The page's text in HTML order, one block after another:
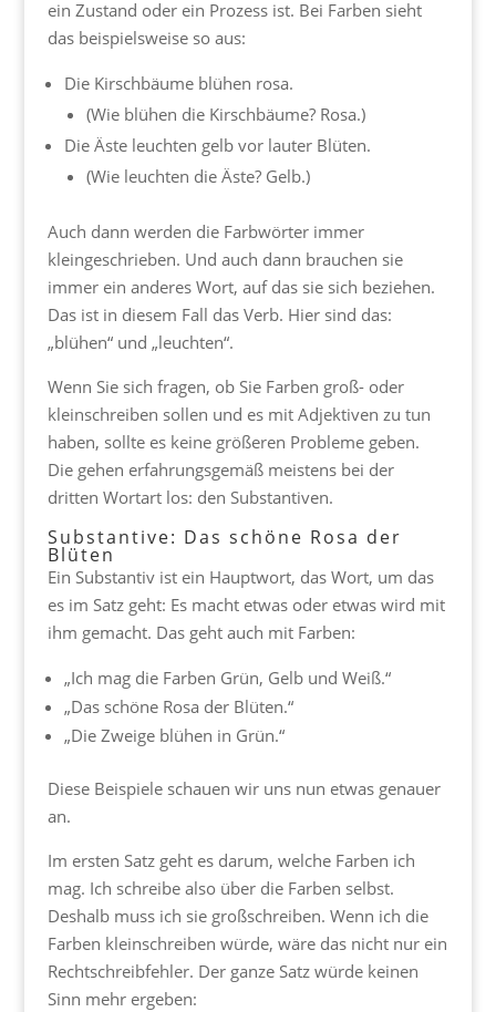
ein Zustand oder ein Prozess ist. Bei Farben sieht
das beispielsweise so aus:
Die Kirschbäume blühen rosa.
(Wie blühen die Kirschbäume? Rosa.)
Die Äste leuchten gelb vor lauter Blüten.
(Wie leuchten die Äste? Gelb.)
Auch dann werden die Farbwörter immer
kleingeschrieben. Und auch dann brauchen sie
immer ein anderes Wort, auf das sie sich beziehen.
Das ist in diesem Fall das Verb. Hier sind das:
„blühen“ und „leuchten“.
Wenn Sie sich fragen, ob Sie Farben groß- oder
kleinschreiben sollen und es mit Adjektiven zu tun
haben, sollte es keine größeren Probleme geben.
Die gehen erfahrungsgemäß meistens bei der
dritten Wortart los: den Substantiven.
Substantive: Das schöne Rosa der
Blüten
Ein Substantiv ist ein Hauptwort, das Wort, um das
es im Satz geht: Es macht etwas oder etwas wird mit
ihm gemacht. Das geht auch mit Farben:
„Ich mag die Farben Grün, Gelb und Weiß.“
„Das schöne Rosa der Blüten.“
„Die Zweige blühen in Grün.“
Diese Beispiele schauen wir uns nun etwas genauer
an.
Im ersten Satz geht es darum, welche Farben ich
mag. Ich schreibe also über die Farben selbst.
Deshalb muss ich sie großschreiben. Wenn ich die
Farben kleinschreiben würde, wäre das nicht nur ein
Rechtschreibfehler. Der ganze Satz würde keinen
Sinn mehr ergeben: